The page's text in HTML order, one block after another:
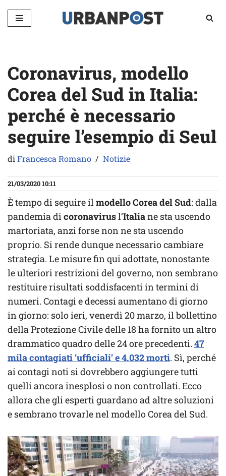
Vai
Coronavirus, modello
Corea del Sud in Italia:
perché è necessario
seguire l’esempio di Seul
diFrancesca Romano Notizie
21/03/2020 10:11
È tempo di seguire ilmodello Corea del Sud: dalla
pandemia dicoronavirusl’Italiane sta uscendo
martoriata, anzi forse non ne sta uscendo
proprio. Si rende dunque necessario cambiare
strategia. Le misure fin qui adottate, nonostante
le ulteriori restrizioni del governo, non sembrano
restituire risultati soddisfacenti in termini di
numeri. Contagi e decessi aumentano di giorno
in giorno: solo ieri, venerdì 20 marzo, il bollettino
della Protezione Civile delle 18 ha fornito un altro
drammatico quadro delle 24 ore precedenti. 47
mila contagiati ‘ufficiali’ e 4.032 morti. Sì, perché
ai contagi noti si dovrebbero aggiungere tutti
quelli ancora inesplosi o non controllati. Ecco
allora che gli esperti guardano ad altre soluzioni
e sembrano trovarle nel modello Corea del Sud.